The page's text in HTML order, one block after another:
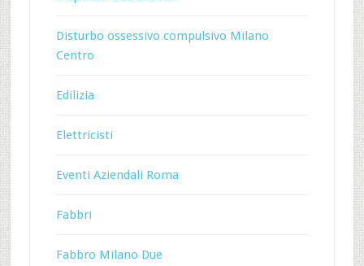
Disturbo ossessivo compulsivo Milano
Centro
Edilizia
Elettricisti
Eventi Aziendali Roma
Fabbri
Fabbro Milano Due